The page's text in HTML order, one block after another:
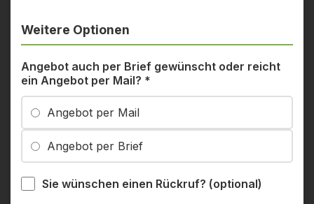
Weitere Optionen
Angebot auch per Brief gewünscht oder reicht
ein Angebot per Mail? *
Angebot per Mail
Angebot per Brief
Sie wünschen einen Rückruf? (optional)